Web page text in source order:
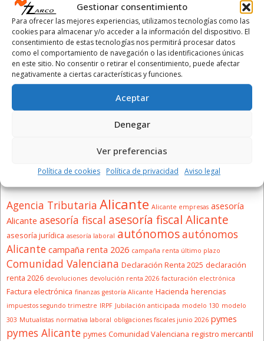
Gestionar consentimiento
Para ofrecer las mejores experiencias, utilizamos tecnologías como las
cookies para almacenar y/o acceder a la información del dispositivo. El
consentimiento de estas tecnologías nos permitirá procesar datos
como el comportamiento de navegación o las identificaciones únicas
en este sitio. No consentir o retirar el consentimiento, puede afectar
negativamente a ciertas características y funciones.
Aceptar
Denegar
Ver preferencias
Política de cookies Política de privacidad Aviso legal
Calendario Laboral 2026
- Comunidad Valenciana
Clic en la imagen
Agencia Tributaria Alicante Alicante empresas asesoría
Alicante asesoría fiscal asesoría fiscal Alicante
asesoría jurídica asesoría laboral autónomosautónomos
Alicante campaña renta 2026 campaña renta último plazo
Comunidad Valenciana Declaración Renta 2025 declaración
renta 2026 devoluciones devolución renta 2026 facturación electrónica
Factura electrónica finanzas gestoría Alicante Hacienda herencias
impuestos segundo trimestre IRPF Jubilación anticipada modelo 130 modelo
303 Mutualistas normativa laboral obligaciones fiscales junio 2026 pymes
pymes Alicante pymes Comunidad Valenciana registro mercantil